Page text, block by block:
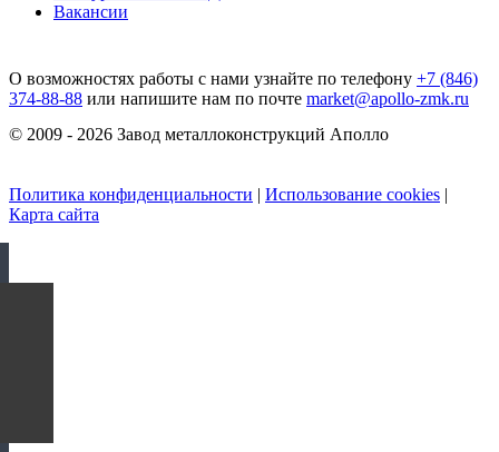
Вакансии
О возможностях работы с нами узнайте по телефону +7 (846)
374-88-88 или напишите нам по почте market@apollo-zmk.ru
© 2009 - 2026 Завод металлоконструкций Аполло
Политика конфиденциальности | Использование cookies |
Карта сайта